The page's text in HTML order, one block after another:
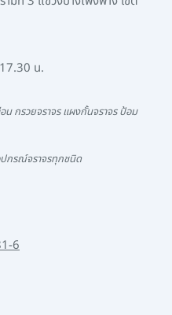
น.
น กรวยจราจร แผงกั้นจราจร ป้อม
ปกรณ์จราจรทุกชนิด
6